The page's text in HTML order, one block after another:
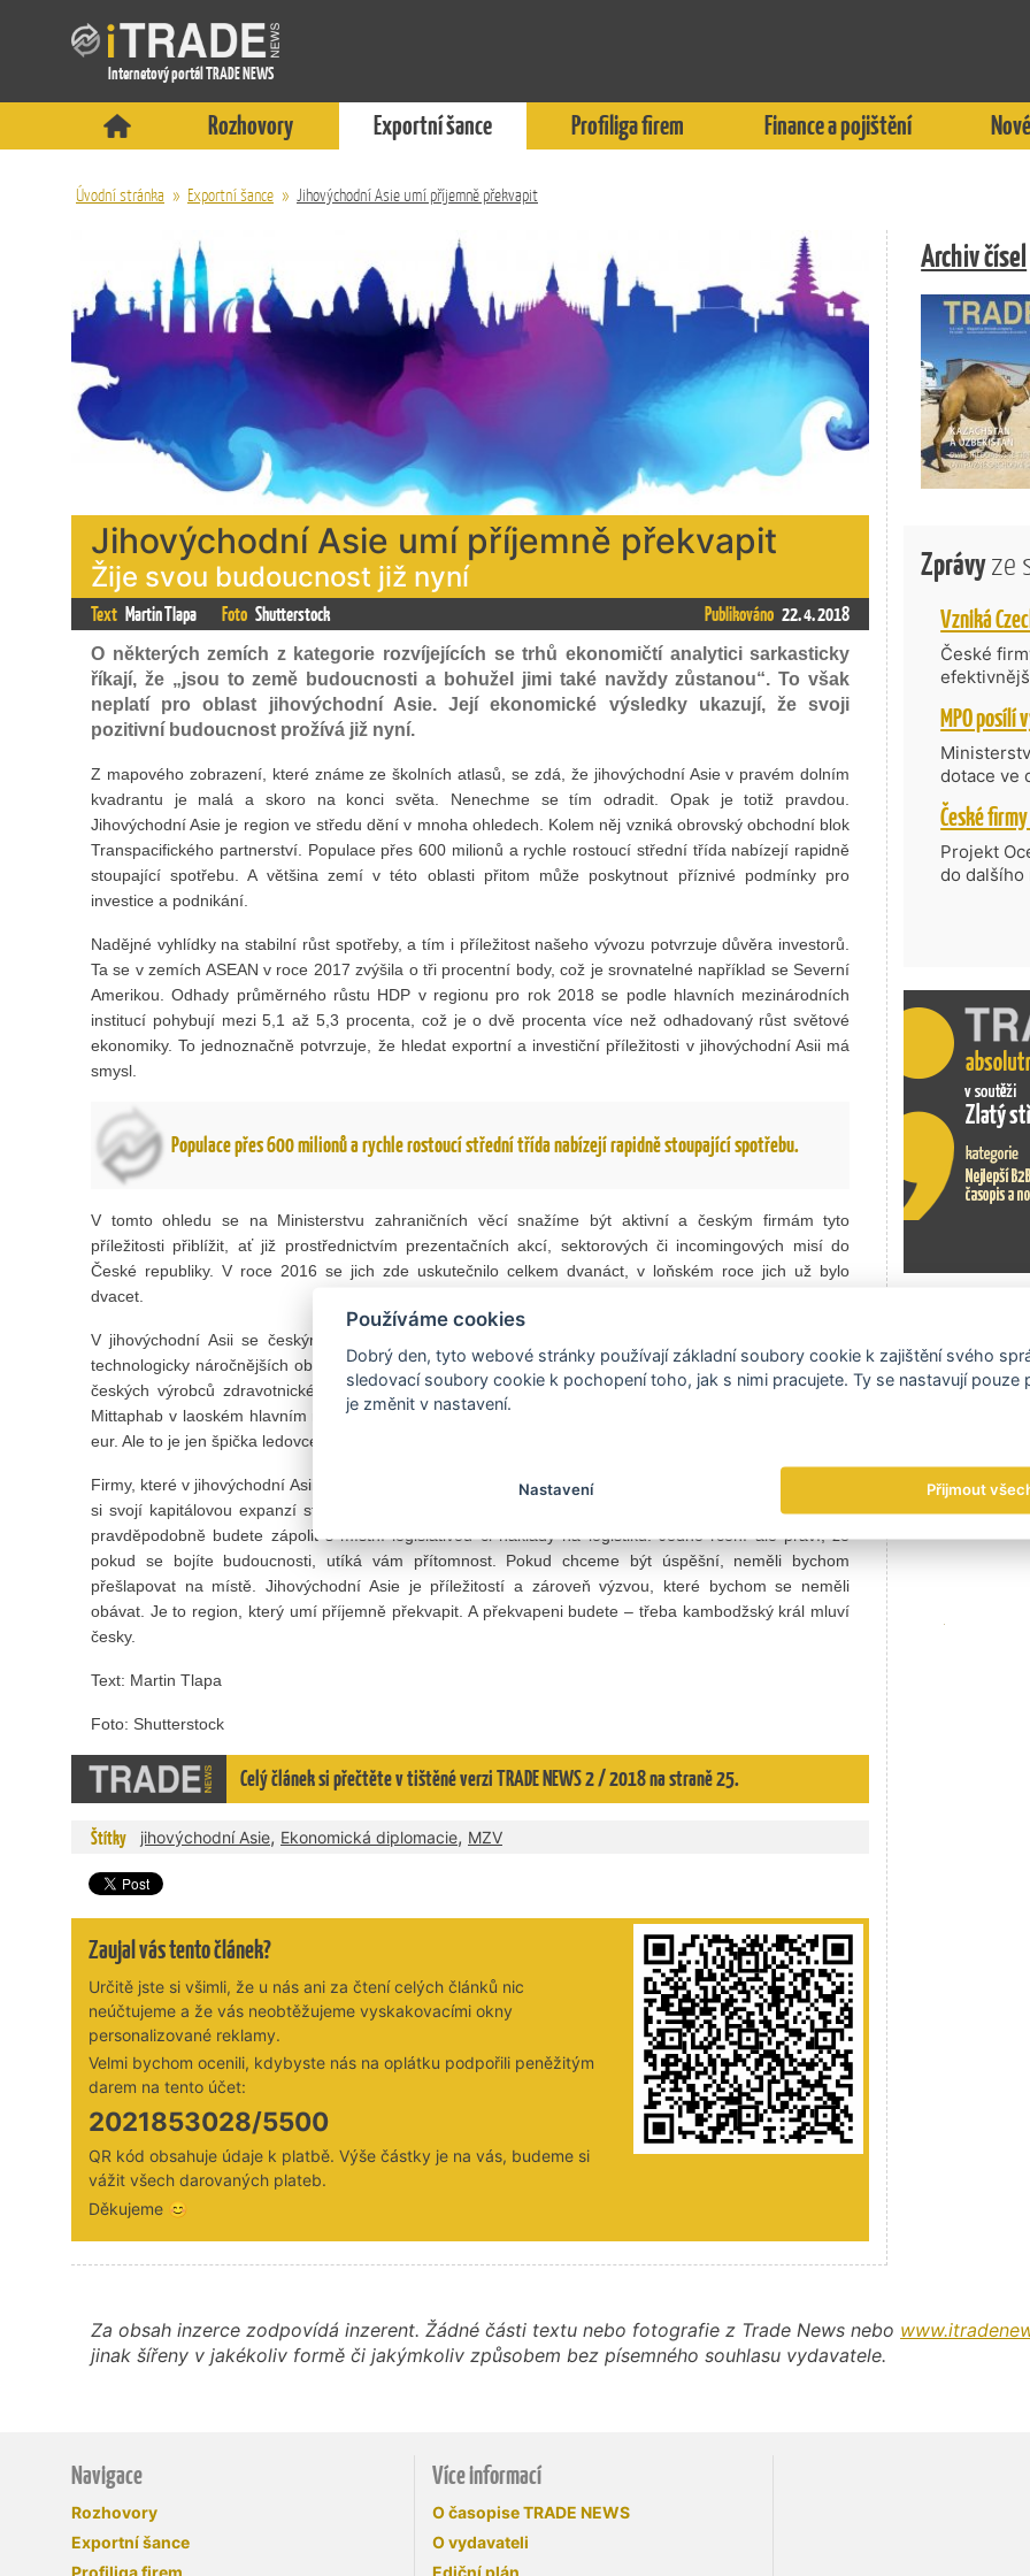
Internetový portál TRADE NEWS
Rozhovory Exportní šance Profiliga firem Finance a pojištění
Úvodní stránka » Exportní šance » Jihovýchodní Asie umí příjemně překvapit
Jihovýchodní Asie umí příjemně překvapit
Žije svou budoucnost již nyní
Text Martin Tlapa Foto Shutterstock Publikováno 22. 4. 2018
O některých zemích z kategorie rozvíjejících se trhů ekonomičtí analytici sarkasticky
říkají, že „jsou to země budoucnosti a bohužel jimi také navždy zůstanou“. To však
neplatí pro oblast jihovýchodní Asie. Její ekonomické výsledky ukazují, že svoji
pozitivní budoucnost prožívá již nyní.
Z mapového zobrazení, které známe ze školních atlasů, se zdá, že jihovýchodní Asie v pravém dolním
kvadrantu je malá a skoro na konci světa. Nenechme se tím odradit. Opak je totiž pravdou.
Jihovýchodní Asie je region ve středu dění v mnoha ohledech. Kolem něj vzniká obrovský obchodní blok
Transpacifického partnerství. Populace přes 600 milionů a rychle rostoucí střední třída nabízejí rapidně
stoupající spotřebu. A většina zemí v této oblasti přitom může poskytnout příznivé podmínky pro
investice a podnikání.
Nadějné vyhlídky na stabilní růst spotřeby, a tím i příležitost našeho vývozu potvrzuje důvěra investorů.
Ta se v zemích ASEAN v roce 2017 zvýšila o tři procentní body, což je srovnatelné například se Severní
Amerikou. Odhady průměrného růstu HDP v regionu pro rok 2018 se podle hlavních mezinárodních
institucí pohybují mezi 5,1 až 5,3 procenta, což je o dvě procenta více než odhadovaný růst světové
ekonomiky. To jednoznačně potvrzuje, že hledat exportní a investiční příležitosti v jihovýchodní Asii má
smysl.
Populace přes 600 milionů a rychle rostoucí střední třída nabízejí rapidně stoupající spotřebu.
V tomto ohledu se na Ministerstvu zahraničních věcí snažíme být aktivní a českým firmám tyto
příležitosti přiblížit, ať již prostřednictvím prezentačních akcí, sektorových či incomingových misí do
České republiky. V roce 2016 se jich zde uskutečnilo celkem dvanáct, v loňském roce jich už bylo
dvacet.
V jihovýchodní Asii se českým firmám daří nejen navyšovat celkový vývoz, ale rovněž pronikat do
technologicky náročnějších oborů. Zejména v oblasti zdravotnictví jsou velmi úspěšné. Více než dvacet
českých výrobců zdravotnické techniky je například zapojeno do výstavby nového křídla nemocnice
Mittaphab v laoském hlavním městě Vientiane. Objem zakázky dosahuje částky převyšující 110 milionů
eur. Ale to je jen špička ledovce.
Firmy, které v jihovýchodní Asii podnikají nebo se tam teprve chystají, musí počítat s tím, že tento region
si svojí kapitálovou expanzí stále více přitahuje Čína. Přestože můžeme konkurovat kvalitou i cenou,
pravděpodobně budete zápolit s místní legislativou či náklady na logistiku. Jedno rčení ale praví, že
pokud se bojíte budoucnosti, utíká vám přítomnost. Pokud chceme být úspěšní, neměli bychom
přešlapovat na místě. Jihovýchodní Asie je příležitostí a zároveň výzvou, které bychom se neměli
obávat. Je to region, který umí příjemně překvapit. A překvapeni budete – třeba kambodžský král mluví
česky.
Text: Martin Tlapa
Foto: Shutterstock
Celý článek si přečtěte v tištěné verzi TRADE NEWS 2 / 2018 na straně 25.
Štítky jihovýchodní Asie, Ekonomická diplomacie, MZV
Zaujal vás tento článek?
Určitě jste si všimli, že u nás ani za čtení celých článků nic
neúčtujeme a že vás neobtěžujeme vyskakovacími okny
personalizované reklamy.
Velmi bychom ocenili, kdybyste nás na oplátku podpořili peněžitým
darem na tento účet:
2021853028/5500
QR kód obsahuje údaje k platbě. Výše částky je na vás, budeme si
vážit všech darovaných plateb.
Děkujeme 😊
Archiv čísel
Zprávyze
České
nabídne
zahraniční
dotace ve
Transfer,
Částkou
umělé
do
Projekt
do dalšího
prosazují
nejen
příběh.
Za obsah inzerce zodpovídá inzerent. Žádné části textu nebo fotografie z Trade News nebo
jinak šířeny v jakékoliv formě či jakýmkoliv způsobem bez písemného souhlasu vydavatele.
Navigace
Rozhovory
Exportní šance
Profiliga firem
Více informací
O časopise TRADE NEWS
O vydavateli
Ediční plán
Používáme cookies
Dobrý den, tyto webové stránky používají základní soubory cookie k zajištění svého
sledovací soubory cookie k pochopení toho, jak s nimi pracujete. Ty se nastavují pouze
je změnit v nastavení.
Nastavení Přijmout